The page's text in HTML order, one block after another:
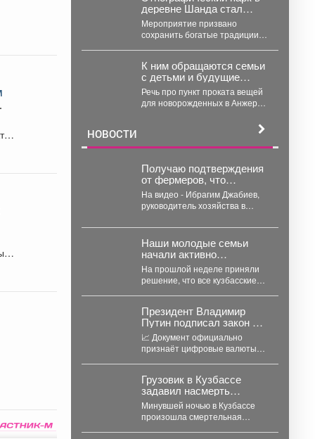
деревне Шанда стал
центром проведения
областного телеутского
национального праздника
Единства «Теле-
Каан-2026»!
Мероприятие призвано
сохранить богатые традиции
К ним обращаются семьи
с детьми и будущие
мамы.
Речь про пункт проката вещей
для новорожденных в Анжеро-
НОВОСТИ
Получаю подтверждения
от фермеров, что
поставки топлива на
организацию уборочной
кампании уже начались.
На видео - Ибрагим Джабиев,
руководитель хозяйства в
обрабатывает более пяти
тысяч...
Наши молодые семьи
начали активно
пользоваться пунктами
проката вещей для
новорожденных.
На прошлой неделе приняли
решение, что все кузбасские
Президент Владимир
Путин подписал закон о
легализации криптовалют
в России.
📈 Документ официально
признаёт цифровые валюты
гарантирует судебную
защиту...
Грузовик в Кузбассе
задавил насмерть
мотоциклиста в
чудовищном ДТП
Минувшей ночью в Кузбассе
произошла смертельная